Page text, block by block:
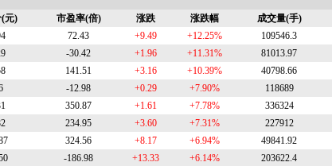
元) 市盈率(倍) 涨跌 涨跌幅 成交量(手)
72.43 +9.49 +12.25% 109546.3
-30.42 +1.96 +11.31% 81013.97
141.51 +3.16 +10.39% 40798.66
-12.98 +0.29 +7.90% 118689
350.87 +1.61 +7.78% 336324
234.95 +3.60 +7.31% 227912
324.56 +8.17 +6.94% 49841.92
-186.98 +13.33 +6.14% 203622.4